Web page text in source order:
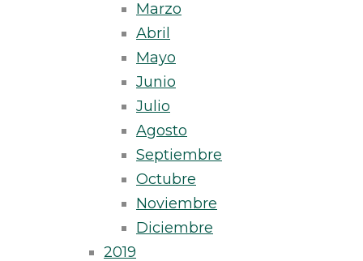
Marzo
Abril
Mayo
Junio
Julio
Agosto
Septiembre
Octubre
Noviembre
Diciembre
2019